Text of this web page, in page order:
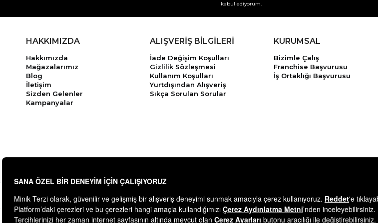
kabul ediyorum.
HAKKIMIZDA
Hakkımızda
Mağazalarımız
Blog
İletişim
Sizden Gelenler
Kampanyalar
ALIŞVERİŞ BİLGİLERİ
İade Değişim Koşulları
Gizlilik Sözleşmesi
Kullanım Koşulları
Yurtdışından Alışveriş
Sıkça Sorulan Sorular
KURUMSAL
Bizimle Çalış
Franchise Başvurusu
İş Ortaklığı Başvurusu
© 2025 minikterzi.com - Tüm Hakları